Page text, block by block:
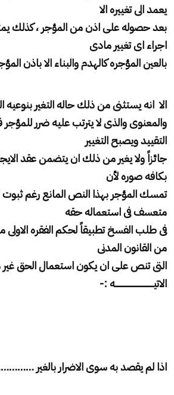
يعمد الى تغييره الا
بعد حصوله على اذن من المؤجر ، كذلك
اجراء اى تغيير مادى
بالعين المؤجره كالهدم والبناء الا باذن
الا انه يستثنى من ذلك حاله التغير بنوعيه
والمعنوى والذى لا يترتب عليه ضرر
التقييد ويصبح التغيير
جائزاً ولا يغير من ذلك ان يتضمن عقد
بكافه صوره لأن
تمسك المؤجر بهذا النص المانع رغم ثبوت
متعسف فى استعماله حقه
فى طلب الفسخ تطبيقاً لحكم الفقره الاولى
من القانون المدنى
التى تنص على ان يكون استعمال الحق غير
الاتيــــــــــــــــــــــــــــــــه :-
اذا لم يقصد به سوى الاضرار بالغير